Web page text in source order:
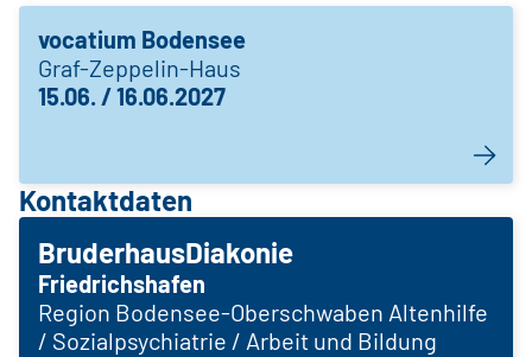
vocatium Bodensee
Graf-Zeppelin-Haus
15.06. / 16.06.2027
Kontaktdaten
BruderhausDiakonie
Friedrichshafen
Region Bodensee-Oberschwaben Altenhilfe
/ Sozialpsychiatrie / Arbeit und Bildung